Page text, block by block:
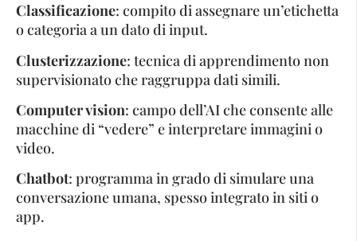
Classificazione: compito di assegnare un’etichetta
o categoria a un dato di input.
Clusterizzazione: tecnica di apprendimento non
supervisionato che raggruppa dati simili.
Computer vision: campo dell’AI che consente alle
macchine di “vedere” e interpretare immagini o
video.
Chatbot: programma in grado di simulare una
conversazione umana, spesso integrato in siti o
app.